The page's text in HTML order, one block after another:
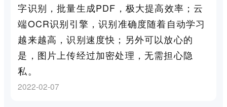
字识别，批量生成PDF，极大提高效率；云
端OCR识别引擎，识别准确度随着自动学习
越来越高，识别速度快；另外可以放心的
是，图片上传经过加密处理，无需担心隐
私。
2022-02-07